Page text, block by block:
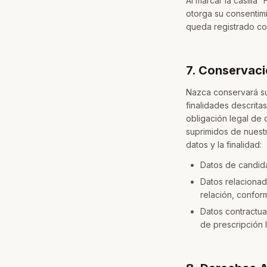
otorga su
queda registrado
7.
Nazca conservará
finalidades
obligación legal de
suprimidos de
datos y la finalidad:
Datos de
Datos
relación,
Datos
de prescripción